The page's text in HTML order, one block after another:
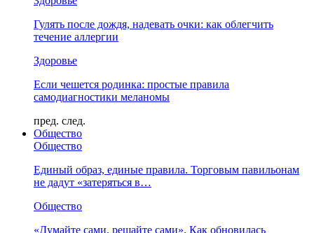
Гулять после дождя, надевать очки: как облегчить
течение аллергии
Здоровье
Если чешется родинка: простые правила
самодиагностики меланомы
пред. след.
Общество
Общество
Единый образ, единые правила. Торговым павильонам
не дадут «затеряться в…
Общество
«Думайте сами, решайте сами». Как обновилась